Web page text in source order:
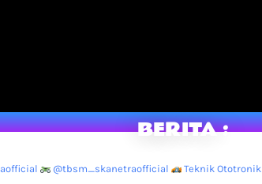
BERITA :
@tbsm_skanetraofficial Teknik Ototronik